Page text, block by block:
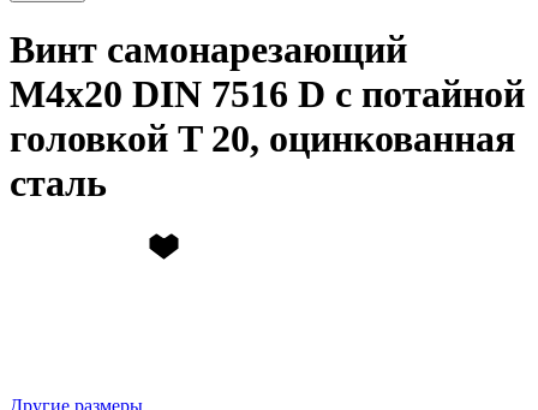
Винт самонарезающий
М4х20 DIN 7516 D с потайной
головкой T 20, оцинкованная
сталь
Другие размеры